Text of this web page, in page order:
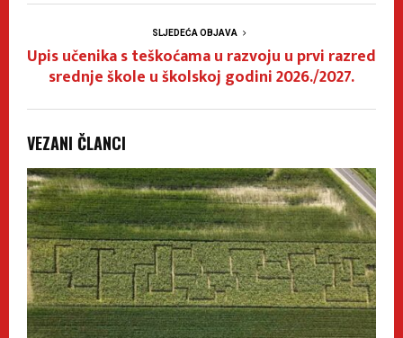
SLJEDEĆA OBJAVA
Upis učenika s teškoćama u razvoju u prvi razred
srednje škole u školskoj godini 2026./2027.
VEZANI ČLANCI